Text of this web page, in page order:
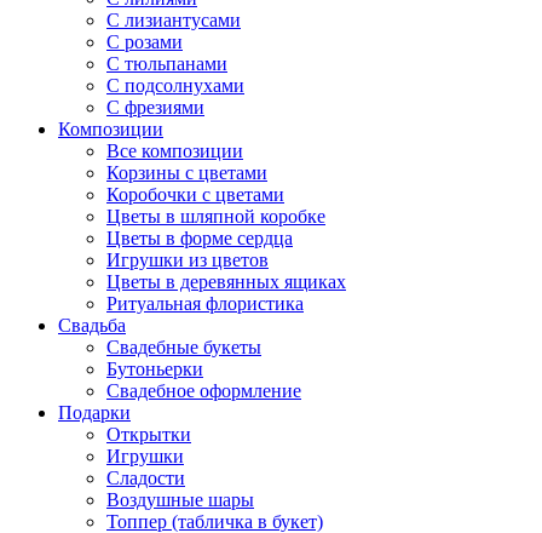
С лизиантусами
С розами
С тюльпанами
С подсолнухами
С фрезиями
Композиции
Все композиции
Корзины с цветами
Коробочки с цветами
Цветы в шляпной коробке
Цветы в форме сердца
Игрушки из цветов
Цветы в деревянных ящиках
Ритуальная флористика
Свадьба
Свадебные букеты
Бутоньерки
Свадебное оформление
Подарки
Открытки
Игрушки
Сладости
Воздушные шары
Топпер (табличка в букет)